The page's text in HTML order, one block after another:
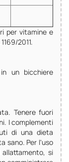
per vitamine e
2011.
un bicchiere
Tenere fuori
I complementi
di una dieta
sano. Per l'uso
si